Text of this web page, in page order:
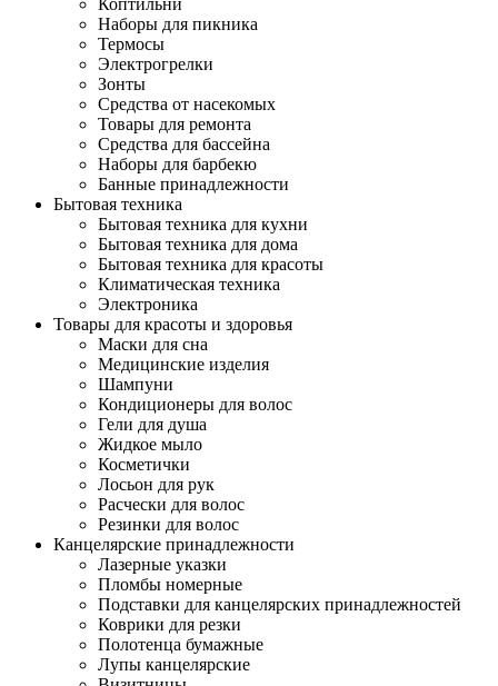
Коптильни
Наборы для пикника
Термосы
Электрогрелки
Зонты
Средства от насекомых
Товары для ремонта
Средства для бассейна
Наборы для барбекю
Банные принадлежности
Бытовая техника
Бытовая техника для кухни
Бытовая техника для дома
Бытовая техника для красоты
Климатическая техника
Электроника
Товары для красоты и здоровья
Маски для сна
Медицинские изделия
Шампуни
Кондиционеры для волос
Гели для душа
Жидкое мыло
Косметички
Лосьон для рук
Расчески для волос
Резинки для волос
Канцелярские принадлежности
Лазерные указки
Пломбы номерные
Подставки для канцелярских принадлежностей
Коврики для резки
Полотенца бумажные
Лупы канцелярские